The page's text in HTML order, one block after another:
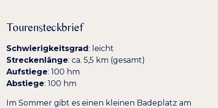
Niedrige Sättigung
Links hervorheben
Tourensteckbrief
Schwierigkeitsgrad: leicht
Streckenlänge: ca. 5,5 km (gesamt)
Aufstiege: 100 hm
Abstiege: 100 hm
Im Sommer gibt es einen kleinen Badeplatz am